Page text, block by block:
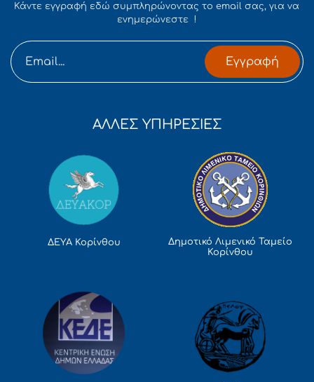
Κάντε εγγραφή εδώ συμπληρώνοντας το email σας, για να
ενημερώνεστε !
Εγγραφή
ΑΛΛΕΣ ΥΠΗΡΕΣΙΕΣ
ΔΕΥΑ Κορίνθου
Δημοτικό Λιμενικό Ταμείο
Κορίνθου